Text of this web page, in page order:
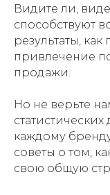
Видите ли,
способствуют
результаты,
привлечение
продажи.
Но не верьте
каждому
советы о том,
свою общую